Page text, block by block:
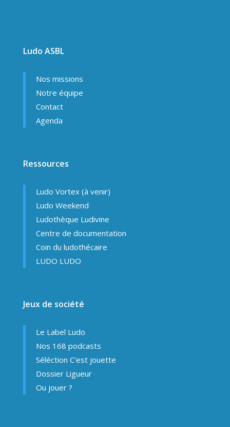
Ludo ASBL
Nos missions
Notre équipe
Contact
Agenda
Ressources
Ludo Vortex (à venir)
Ludo Weekend
Ludothèque Ludivine
Centre de documentation
Coin du ludothécaire
LUDO LUDO
Jeux de société
Le Label Ludo
Nos 168 podcasts
Séléction C’est jouette
Dossier Ligueur
Ou jouer ?